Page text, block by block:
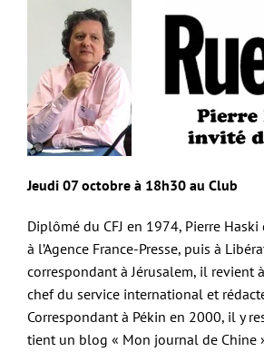
Jeudi 07 octobre à 18h30 au Club
Diplômé du CFJ en 1974, Pierre
à l’Agence France-Presse, puis à
correspondant à Jérusalem, il revient
chef du service international et
Correspondant à Pékin en 2000, il y
tient un blog « Mon journal de Chine